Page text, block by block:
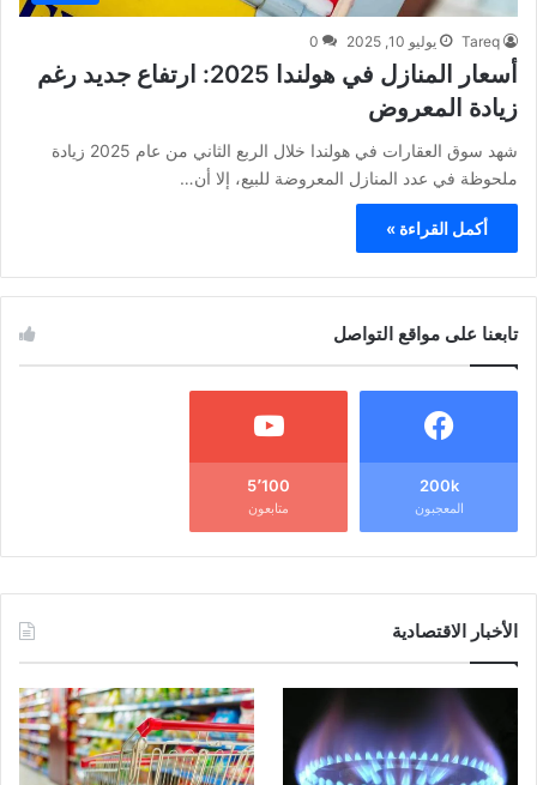
Tareq يوليو 10, 2025 0
أسعار المنازل في هولندا 2025: ارتفاع جديد رغم
زيادة المعروض
شهد سوق العقارات في هولندا خلال الربع الثاني من عام 2025 زيادة
ملحوظة في عدد المنازل المعروضة للبيع، إلا أن…
أكمل القراءة »
تابعنا على مواقع التواصل
200k
المعجبون
5٬100
متابعون
الأخبار الاقتصادية